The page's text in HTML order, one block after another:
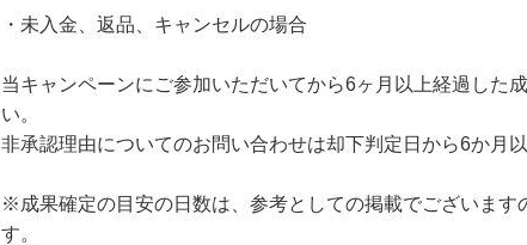
・未入金、返品、キャンセルの場合
当キャンペーンにご参加いただいてから6ヶ月以上経過した
い。
非承認理由についてのお問い合わせは却下判定日から6か月
※成果確定の目安の日数は、参考としての掲載でございま
す。